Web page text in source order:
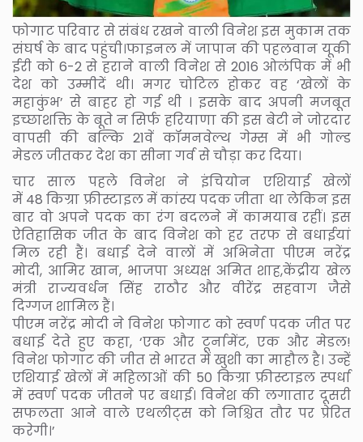
फोगाट परिवार से संबंध रखने वाली विनेश इस मुकाम तक
संघर्ष के बाद पहुंची।फाइनल में जापान की पहलवान यूकी
ईरी को 6-2 से हराने वाली विनेश से 2016 ओलंपिक में भी
देश को उम्मीदें थी। मगर चोटिल होकर वह ‘खेलों के
महाकुंभ’ से बाहर हो गई थी । इसके बाद अपनी मजबूत
इच्छाशक्ति के बूते न सिर्फ हरियाणा की इस बेटी ने जोरदार
वापसी की बल्कि 21वें कॉमनवेल्थ गेम्स में भी गोल्ड
मेडल जीतकर देश का सीना गर्व से चौड़ा कर दिया।
चार साल पहले विनेश ने इंचियोन एशियाई खेलों
में 48 किग्रा फ्रीस्टाइल में कांस्य पदक जीता था लेकिन इस
बार वो अपने पदक का रंग बदलने में कामयाब रहीं। इस
ऐतिहासिक जीत के बाद विनेश को हर तरफ से बधाईयां
मिल रही हैं। बधाई देने वालों में अभिनेता पीएम नरेंद्र
मोदी, आमिर खान, भाजपा अध्यक्ष अमित शाह,केंद्रीय खेल
मंत्री राज्यवर्धन सिंह राठौर और वीरेंद्र सहवाग जैसे
दिग्गज शामिल हैं।
पीएम नरेंद्र मोदी ने विनेश फोगाट को स्वर्ण पदक जीत पर
बधाई देते हुए कहा, ‘एक और टूर्नामेंट, एक और मेडल!
विनेश फोगाट की जीत से भारत में खुशी का माहौल है। उन्हें
एशियाई खेलों में महिलाओं की 50 किग्रा फ्रीस्टाइल स्पर्धा
में स्वर्ण पदक जीतने पर बधाई। विनेश की लगातार दूसरी
सफलता आने वाले एथलीट्स को निश्चित तौर पर प्रेरित
करेगी।’